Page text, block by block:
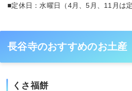
■定休日：水曜日（4月、5月、11月は定
長谷寺のおすすめのお土産
くさ福餅